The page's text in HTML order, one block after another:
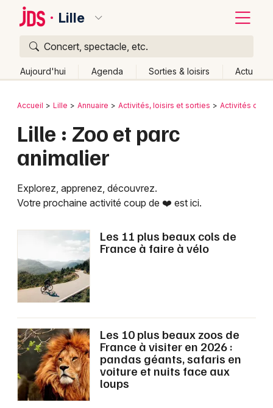
Lille
Concert, spectacle, etc.
Aujourd'hui Agenda Sorties & loisirs Actu
Publier un événement
Grands événements
Activité & Expérience
Manifestations
Foires & salons
Spectacles
Concerts
Sports
Soirées
Bordeaux
Colmar
Lyon
Marseille
Montpellier
Nantes
Nice
Paris
Strasbourg
Toulouse
Retour
Accueil Lille Annuaire Activités, loisirs et sorties Activités
Lille : Zoo et parc
animalier
Explorez, apprenez, découvrez.
Votre prochaine activité coup de ❤️ est ici.
Les 11 plus beaux cols de
France à faire à vélo
Les 10 plus beaux zoos de
France à visiter en 2026 :
pandas géants, safaris en
voiture et nuits face aux
loups
Quoi ?
Où ?
Partout
Près de moi Changer de lieu
Quand ?
Aujourd'hui